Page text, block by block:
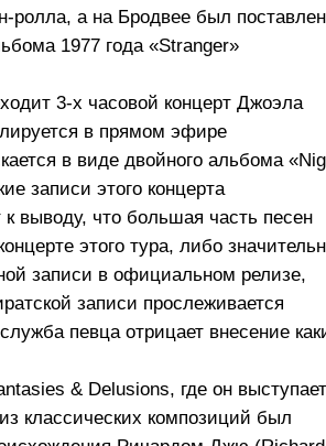
ролла, а на Бродвее был поставлен
1977 года «Stranger»
3-х часовой концерт Джоэла
в прямом эфире
в виде двойного альбома
записи этого концерта
выводу, что большая часть песен
этого тура, либо
записи в официальном релизе,
записи прослеживается
певца отрицает внесение
& Delusions, где он выступает
классических композиций был